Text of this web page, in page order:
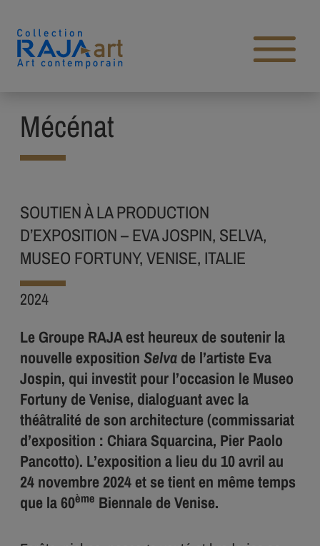
Open main menu
Mécénat
SOUTIEN À LA PRODUCTION
D’EXPOSITION – EVA JOSPIN, SELVA,
MUSEO FORTUNY, VENISE, ITALIE
2024
Le Groupe RAJA est heureux de soutenir la
nouvelle exposition Selva de l’artiste Eva
Jospin, qui investit pour l’occasion le Museo
Fortuny de Venise, dialoguant avec la
théâtralité de son architecture (commissariat
d’exposition : Chiara Squarcina, Pier Paolo
Pancotto). L’exposition a lieu du 10 avril au
24 novembre 2024 et se tient en même temps
que la 60ème Biennale de Venise.